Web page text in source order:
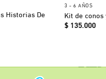
Historias De
3 - 6 AÑOS
Kit de
$135.000